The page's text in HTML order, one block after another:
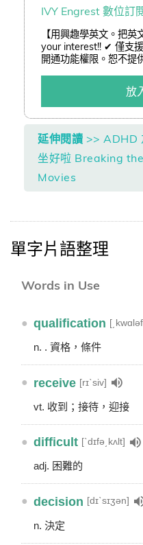
IVY Engrest 數位訂
【用興趣學英文。把
your interest!! ✔ 僅支
開通功能權限。恕不提
(查詢)」或「折價券(
3 折加購嚴選好書。放
延伸閱讀 >> ADHD
坐好啦 Breaking
Movies
單字片語整理
Words in Use
● qualification
n. . 資格，條件
● receive [rɪˋsiv]
vt. 收到；接待，迎接
● difficult [ˋdɪfə͵kʌlt]
adj. 困難的
● decision [dɪˋsɪʒən]
n. 決定